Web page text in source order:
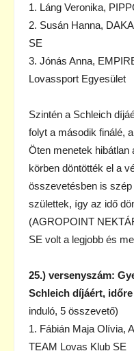
1. Láng Veronika,
2. Susán Hanna,
SE
3. Jónás Anna,
Lovassport Egyesület
Szintén a Schleich
folyt a második finálé, a
Öten menetek hibátlan
körben döntötték el a
összevetésben is
születtek, így az idő
(AGROPOINT
SE volt a legjobb és
25.) versenyszám:
Schleich díjáért,
induló, 5 összevető)
1. Fábián Maja Olívia,
TEAM Lovas Klub SE